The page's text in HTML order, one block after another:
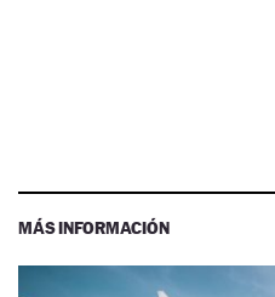
MÁS INFORMACIÓN